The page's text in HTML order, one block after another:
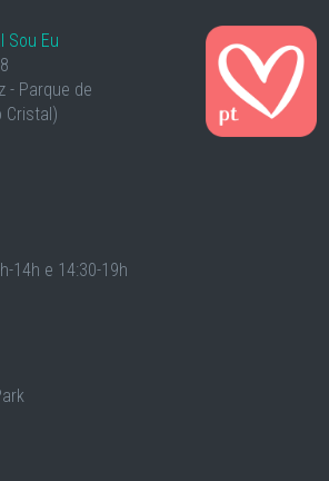
Sou Eu
- Parque de
Cristal)
14h e 14:30-19h